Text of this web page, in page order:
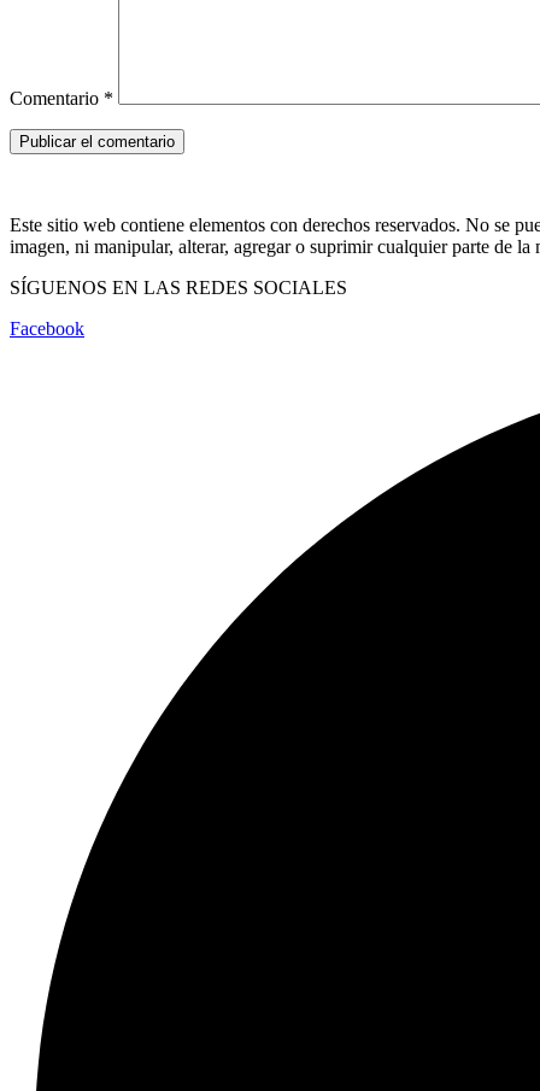
Comentario *
Este sitio web contiene elementos con derechos reservados. No se
imagen, ni manipular, alterar, agregar o suprimir cualquier parte de
SÍGUENOS EN LAS REDES SOCIALES
Facebook